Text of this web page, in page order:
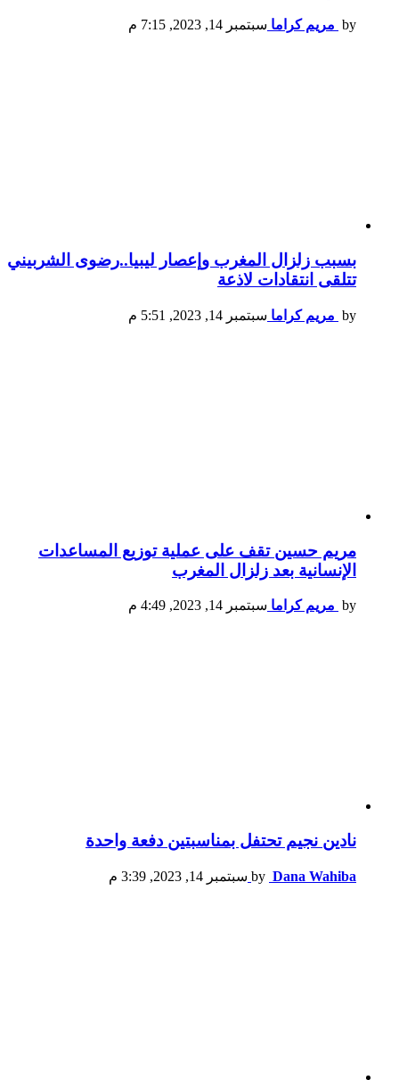
by مريم كراما سبتمبر 14, 2023, 7:15 م
بسبب زلزال المغرب وإعصار ليبيا..رضوى الشربيني
تتلقى انتقادات لاذعة
by مريم كراما سبتمبر 14, 2023, 5:51 م
مريم حسين تقف على عملية توزيع المساعدات
الإنسانية بعد زلزال المغرب
by مريم كراما سبتمبر 14, 2023, 4:49 م
نادين نجيم تحتفل بمناسبتين دفعة واحدة
by Dana Wahiba سبتمبر 14, 2023, 3:39 م